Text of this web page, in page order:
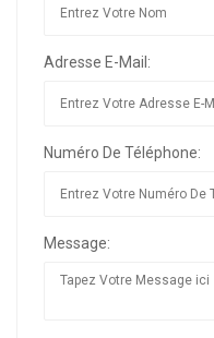
Adresse E-Mail:
Numéro De Téléphone:
Message: